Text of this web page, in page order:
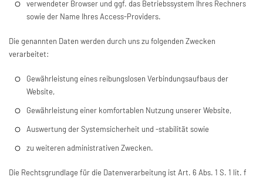
verwendeter Browser und ggf. das Betriebssystem Ihres Rechners
sowie der Name Ihres Access-Providers.
Die genannten Daten werden durch uns zu folgenden Zwecken
verarbeitet:
Gewährleistung eines reibungslosen Verbindungsaufbaus der
Website,
Gewährleistung einer komfortablen Nutzung unserer Website,
Auswertung der Systemsicherheit und -stabilität sowie
zu weiteren administrativen Zwecken.
Die Rechtsgrundlage für die Datenverarbeitung ist Art. 6 Abs. 1 S. 1 lit. f